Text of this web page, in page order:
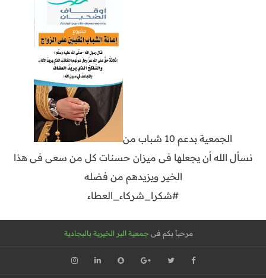
الجمعية بدعم 10 شباب من
نسأل الله أن يجعلها فى ميزان حسنات كل من سعى فى هذا
الخير ويزيدهم من فضله
#شكرا_شركاء_العطاء
مرحباً بكم فى جمعية البر الخيرية بالبجادية